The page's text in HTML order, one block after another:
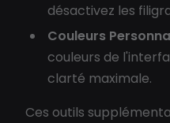
désactivez les
Couleurs
couleurs de
clarté maximale.
Ces outils